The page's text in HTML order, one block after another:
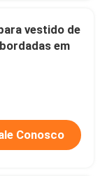
vestido de
em
Conosco